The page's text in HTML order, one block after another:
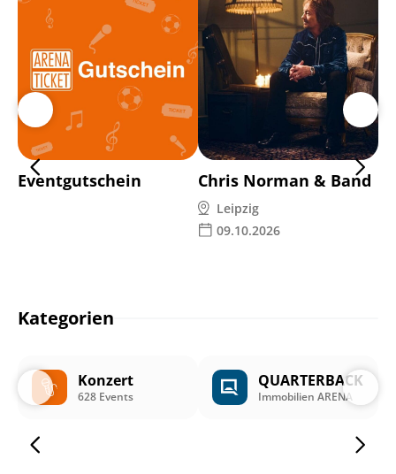
Eventgutschein Chris Norman & Band
Leipzig
09.10.2026
Kategorien
Konzert
628 Events
QUARTERBACK
Immobilien ARENA